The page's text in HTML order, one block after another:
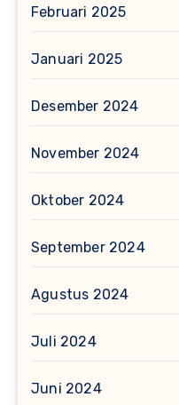
Februari 2025
Januari 2025
Desember 2024
November 2024
Oktober 2024
September 2024
Agustus 2024
Juli 2024
Juni 2024